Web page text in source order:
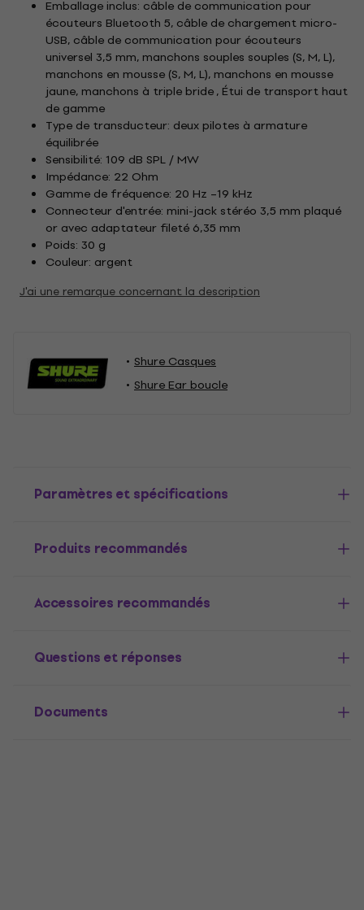
Emballage inclus: câble de communication pour
écouteurs Bluetooth 5, câble de chargement micro-
USB, câble de communication pour écouteurs
universel 3,5 mm, manchons souples souples (S, M, L),
manchons en mousse (S, M, L), manchons en mousse
jaune, manchons à triple bride , Étui de transport haut
de gamme
Type de transducteur: deux pilotes à armature
équilibrée
Sensibilité: 109 dB SPL / MW
Impédance: 22 Ohm
Gamme de fréquence: 20 Hz –19 kHz
Connecteur d'entrée: mini-jack stéréo 3,5 mm plaqué
or avec adaptateur fileté 6,35 mm
Poids: 30 g
Couleur: argent
J'ai une remarque concernant la description
Shure Casques
Shure Ear boucle
Paramètres et spécifications
Produits recommandés
Accessoires recommandés
Questions et réponses
Documents